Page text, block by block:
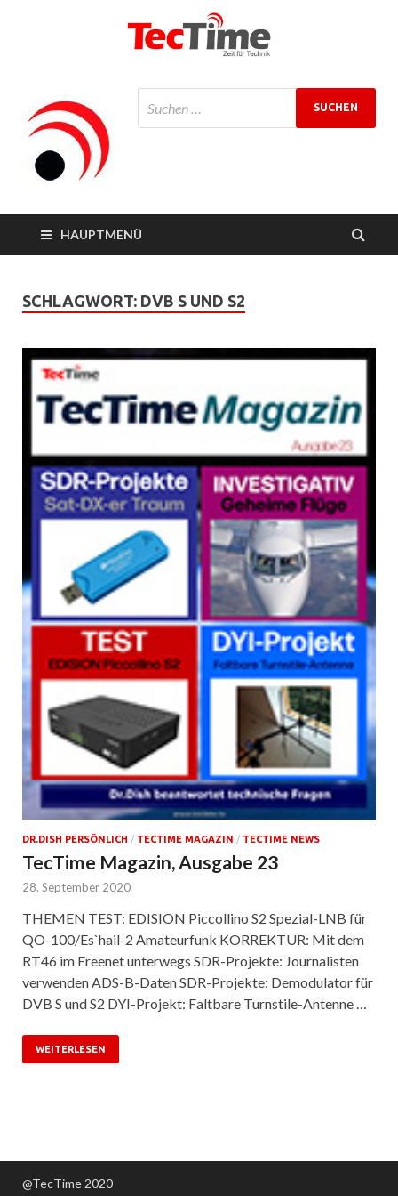
TecTime
HAUPTMENÜ
SCHLAGWORT: DVB S UND S2
DR.DISH PERSÖNLICH / TECTIME MAGAZIN / TECTIME NEWS
TecTime Magazin, Ausgabe 23
28. September 2020
THEMEN TEST: EDISION Piccollino S2 Spezial-LNB für
QO-100/Es`hail-2 Amateurfunk KORREKTUR: Mit dem
RT46 im Freenet unterwegs SDR-Projekte: Journalisten
verwenden ADS-B-Daten SDR-Projekte: Demodulator für
DVB S und S2 DYI-Projekt: Faltbare Turnstile-Antenne …
WEITERLESEN
@TecTime 2020